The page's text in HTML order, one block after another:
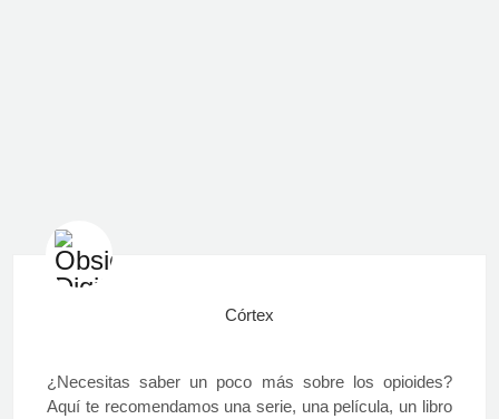
Córtex
¿Necesitas saber un poco más sobre los opioides?
Aquí te recomendamos una serie, una película, un libro